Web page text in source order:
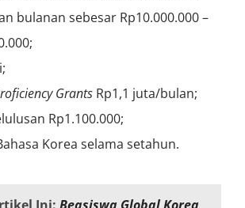
bulanan sebesar Rp10.000.000 –
Grants Rp1,1 juta/bulan;
Rp1.100.000;
Korea selama setahun.
Ini: Beasiswa Global Korea